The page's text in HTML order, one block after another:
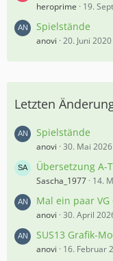
heroprime 19.
Spielstände
anovi 20. Juni
Letzten
Spielstände
anovi 30. Mai
Übersetzung A-
Sascha_1977 14.
Mal ein paar
anovi 30. April
SUS13 Grafik-
anovi 16. Februar